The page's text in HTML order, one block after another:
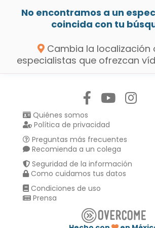
No encontramos a un
coincida con tu
Cambia la localización
especialistas que ofrezcan
Quiénes somos
Política de privacidad
Preguntas más frecuentes
Recomienda a un colega
Seguridad de la información
Como cuidamos tus datos
Condiciones de uso
Prensa